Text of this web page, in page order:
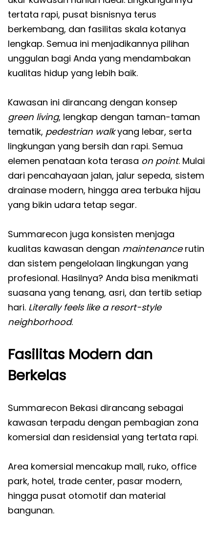
tertata rapi, pusat bisnisnya terus
berkembang, dan fasilitas skala kotanya
lengkap. Semua ini menjadikannya pilihan
unggulan bagi Anda yang mendambakan
kualitas hidup yang lebih baik.
Kawasan ini dirancang dengan konsep
green living, lengkap dengan taman-taman
tematik, pedestrian walkyang lebar, serta
lingkungan yang bersih dan rapi. Semua
elemen penataan kota terasa on point. Mulai
dari pencahayaan jalan, jalur sepeda, sistem
drainase modern, hingga area terbuka hijau
yang bikin udara tetap segar.
Summarecon juga konsisten menjaga
kualitas kawasan dengan maintenancerutin
dan sistem pengelolaan lingkungan yang
profesional. Hasilnya? Anda bisa menikmati
suasana yang tenang, asri, dan tertib setiap
hari. Literally feels like a resort-style
neighborhood.
Fasilitas Modern dan
Berkelas
Summarecon Bekasi dirancang sebagai
kawasan terpadu dengan pembagian zona
komersial dan residensial yang tertata rapi.
Area komersial mencakup mall, ruko, office
park, hotel, trade center, pasar modern,
hingga pusat otomotif dan material
bangunan.